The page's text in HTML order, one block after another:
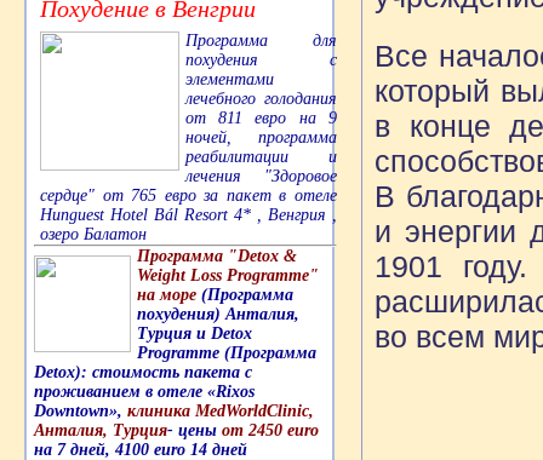
Похудение в Венгрии
Программа для
похудения с
элементами
лечебного голодания
от 811 евро на 9
ночей, программа
реабилитации и
лечения "Здоровое
сердце" от 765 евро за пакет в отеле
Hunguest Hotel Bál Resort 4* , Венгрия ,
озеро Балатон
Программа "Detox &
Weight Loss Programme"
на море (Программа
похудения) Анталия,
Турция и Detox
Programme (Программа
Detox): стоимость пакета с
проживанием в отеле «Rixos
Downtown», клиника MedWorldClinic,
Анталия, Турция- цены от 2450 euro
на 7 дней, 4100 euro 14 дней
Все
который
в конце
В
и энергии
1901
во всем